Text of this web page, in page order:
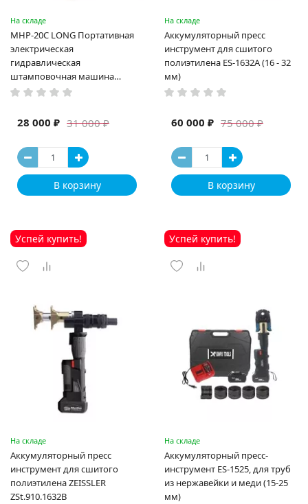
На складе
MHP-20C LONG Портативная
электрическая
гидравлическая
штамповочная машина
высокая мощность и мощный
машина
31 000 ₽
28 000 ₽
В корзину
На складе
Аккумуляторный пресс
инструмент для сшитого
полиэтилена ES-1632A (16 - 32
мм)
75 000 ₽
60 000 ₽
В корзину
Успей купить!
На складе
Аккумуляторный пресс
инструмент для сшитого
полиэтилена ZEISSLER
ZSt.910.1632B
Успей купить!
На складе
Аккумуляторный пресс-
инструмент ES-1525, для труб
из нержавейки и меди (15-25
мм)